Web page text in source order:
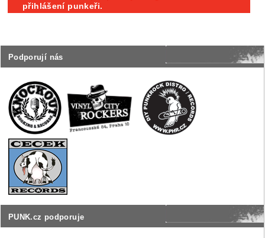
Podporují nás
PUNK.cz podporuje
přihlášení punkeři.